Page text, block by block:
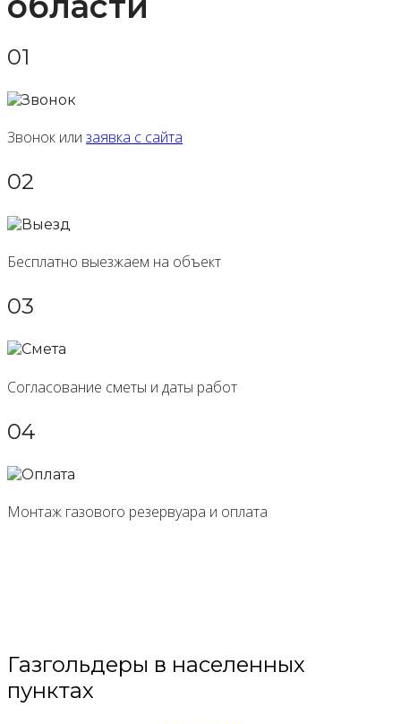
01
Звонок или заявка с сайта
02
Бесплатно выезжаем на объект
03
Согласование сметы и даты работ
04
Монтаж газового резервуара и оплата
Газгольдеры в населенных
пунктах